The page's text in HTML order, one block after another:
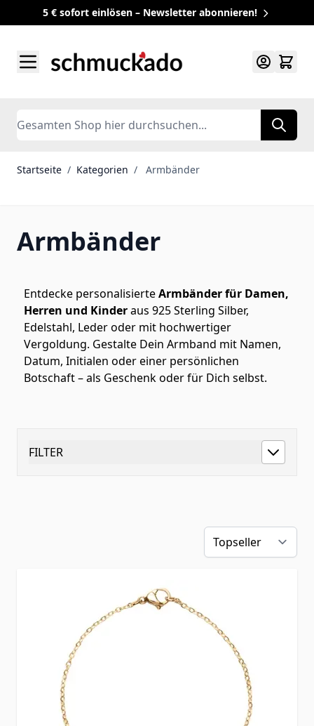
5 € sofort einlösen – Newsletter abonnieren!
Search
Startseite / Kategorien / Armbänder
Armbänder
Entdecke personalisierteArmbänder für Damen,
Herren und Kinderaus 925 Sterling Silber,
Edelstahl, Leder oder mit hochwertiger
Vergoldung. Gestalte Dein Armband mit Namen,
Datum, Initialen oder einer persönlichen
Botschaft – als Geschenk oder für Dich selbst.
FILTER